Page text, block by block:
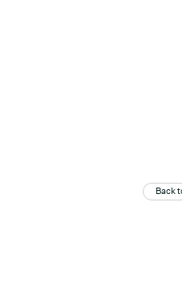
Back